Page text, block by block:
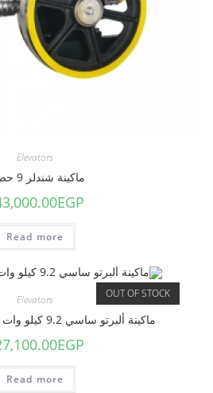
Elevators
ماكينة شندلر 9 حصان
EGP
Read more
OUT OF STOCK
Elevators
ماكينة ألبرتو ساسي 9.2 كيلو وات – 800 ك – أسباني
EGP
Read more